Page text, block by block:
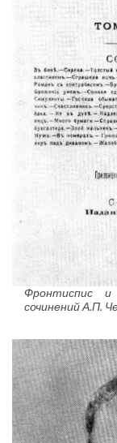
Фронтиспис
сочинений А.П.